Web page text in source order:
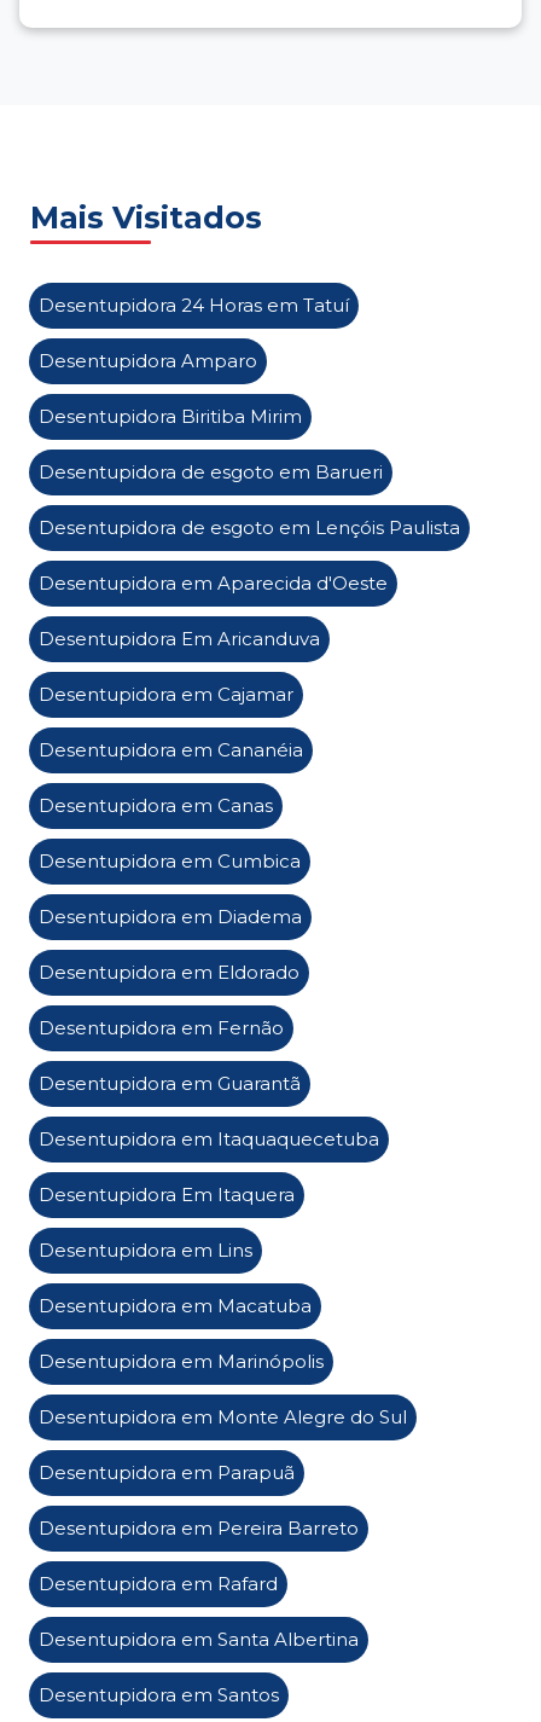
Mais Visitados
Desentupidora 24 Horas em Tatuí
Desentupidora Amparo
Desentupidora Biritiba Mirim
Desentupidora de esgoto em Barueri
Desentupidora de esgoto em Lençóis Paulista
Desentupidora em Aparecida d'Oeste
Desentupidora Em Aricanduva
Desentupidora em Cajamar
Desentupidora em Cananéia
Desentupidora em Canas
Desentupidora em Cumbica
Desentupidora em Diadema
Desentupidora em Eldorado
Desentupidora em Fernão
Desentupidora em Guarantã
Desentupidora em Itaquaquecetuba
Desentupidora Em Itaquera
Desentupidora em Lins
Desentupidora em Macatuba
Desentupidora em Marinópolis
Desentupidora em Monte Alegre do Sul
Desentupidora em Parapuã
Desentupidora em Pereira Barreto
Desentupidora em Rafard
Desentupidora em Santa Albertina
Desentupidora em Santos